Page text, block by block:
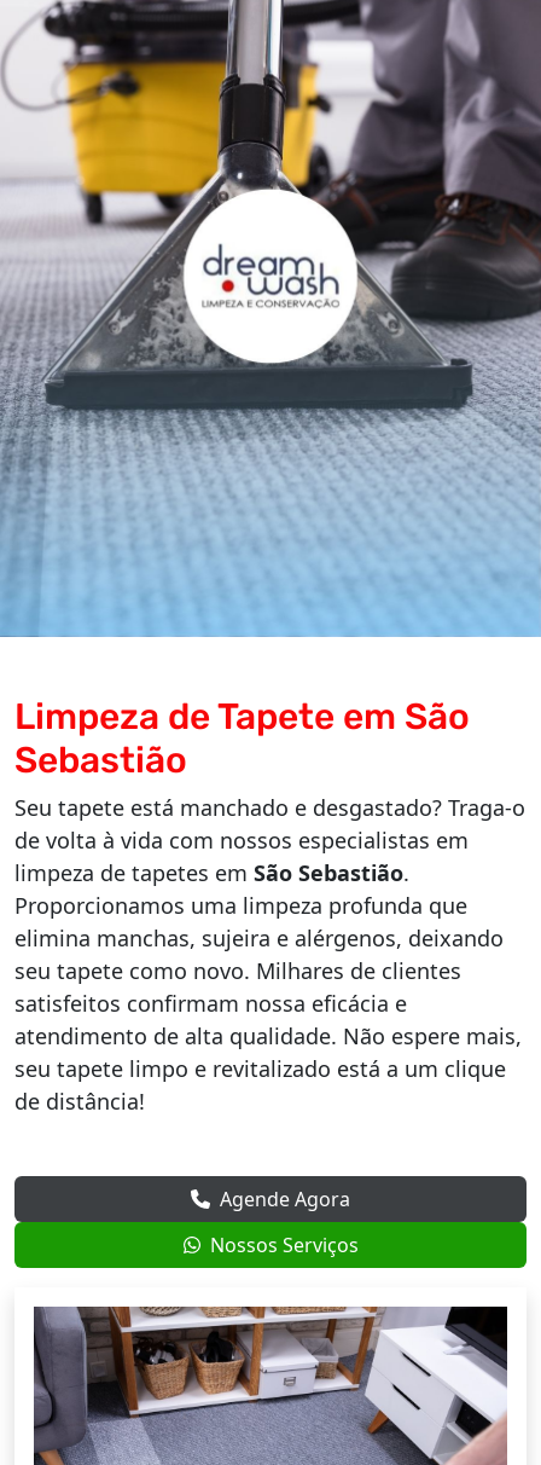
Limpeza de Tapete em São
Sebastião
Seu tapete está manchado e desgastado? Traga-o
de volta à vida com nossos especialistas em
limpeza de tapetes em São Sebastião.
Proporcionamos uma limpeza profunda que
elimina manchas, sujeira e alérgenos, deixando
seu tapete como novo. Milhares de clientes
satisfeitos confirmam nossa eficácia e
atendimento de alta qualidade. Não espere mais,
seu tapete limpo e revitalizado está a um clique
de distância!
Agende Agora
Nossos Serviços